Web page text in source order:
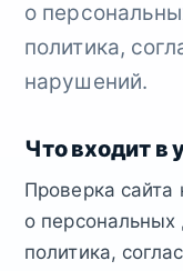
о
политика,
нарушений.
Что входит в
Проверка сайта
о
политика,